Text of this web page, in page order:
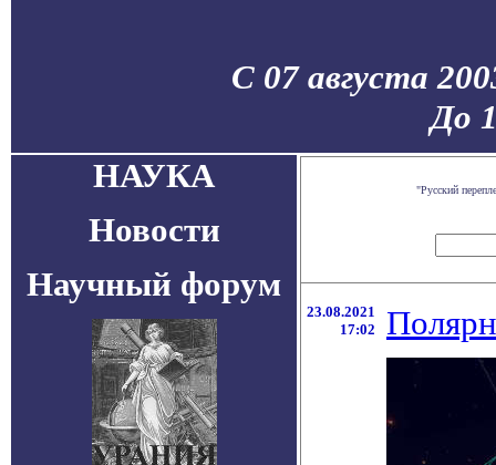
С 07 августа
До
НАУКА
Новости
Научный форум
"Русский
23.08.2021
17:02